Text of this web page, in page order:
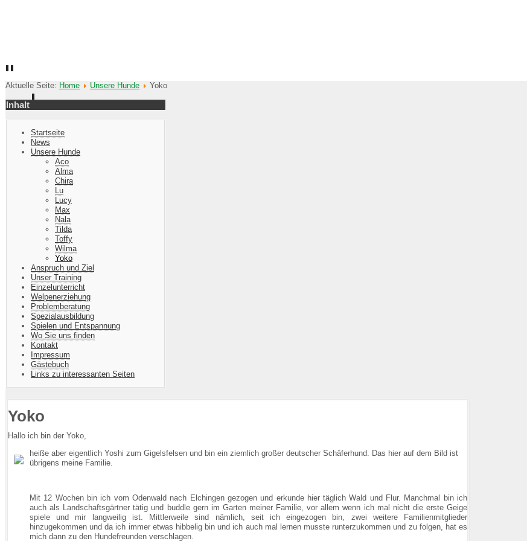
Aktuelle Seite: Home Unsere Hunde Yoko
Inhalt
Startseite
News
Unsere Hunde
Aco
Alma
Chira
Lu
Lucy
Max
Nala
Tilda
Toffy
Wilma
Yoko
Anspruch und Ziel
Unser Training
Einzelunterricht
Welpenerziehung
Problemberatung
Spezialausbildung
Spielen und Entspannung
Wo Sie uns finden
Kontakt
Impressum
Gästebuch
Links zu interessanten Seiten
Yoko
Hallo ich bin der Yoko,
heiße aber eigentlich Yoshi zum Gigelsfelsen und bin ein ziemlich großer deutscher Schäferhund. Das hier auf dem Bild ist
übrigens meine Familie.
Mit 12 Wochen bin ich vom Odenwald nach Elchingen gezogen und erkunde hier täglich Wald und Flur. Manchmal bin ich
auch als Landschaftsgärtner tätig und buddle gern im Garten meiner Familie, vor allem wenn ich mal nicht die erste Geige
spiele und mir langweilig ist. Mittlerweile sind nämlich, seit ich eingezogen bin, zwei weitere Familienmitglieder
hinzugekommen und da ich immer etwas hibbelig bin und ich auch mal lernen musste runterzukommen und zu folgen, hat es
mich dann zu den Hundefreunden verschlagen.